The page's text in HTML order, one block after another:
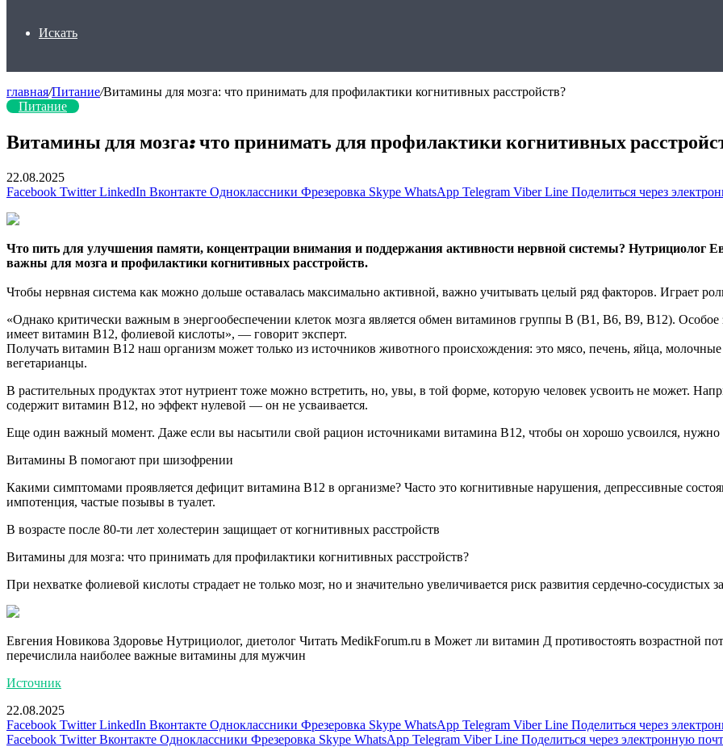
Искать
главная/Питание/Витамины для мозга: что принимать для профилактики когнитивных расстройств?
Питание
Витамины для мозга: что принимать для профилактики когнитивных
22.08.2025
Facebook Twitter LinkedIn Вконтакте Одноклассники Фрезеровка Skype WhatsApp Telegram Viber Line Поделиться через
Что пить для улучшения памяти, концентрации внимания и поддержания активности нервной системы? Нутрициолог
важны для мозга и профилактики когнитивных расстройств.
Чтобы нервная система как можно дольше оставалась максимально активной, важно учитывать целый ряд факторов. Играет
«Однако критически важным в энергообеспечении клеток мозга является обмен витаминов группы В (В1, В6, В9, В12).
имеет витамин В12, фолиевой кислоты», — говорит эксперт.
Получать витамин В12 наш организм может только из источников животного происхождения: это мясо, печень, яйца,
вегетарианцы.
В растительных продуктах этот нутриент тоже можно встретить, но, увы, в той форме, которую человек усвоить не может.
содержит витамин В12, но эффект нулевой — он не усваивается.
Еще один важный момент. Даже если вы насытили свой рацион источниками витамина В12, чтобы он хорошо усвоился, нужно
Витамины В помогают при шизофрении
Какими симптомами проявляется дефицит витамина В12 в организме? Часто это когнитивные нарушения, депрессивные
импотенция, частые позывы в туалет.
В возрасте после 80-ти лет холестерин защищает от когнитивных расстройств
Витамины для мозга: что принимать для профилактики когнитивных расстройств?
При нехватке фолиевой кислоты страдает не только мозг, но и значительно увеличивается риск развития сердечно-сосудистых
Евгения Новикова Здоровье Нутрициолог, диетолог Читать MedikForum.ru в Может ли витамин Д противостоять возрастной
перечислила наиболее важные витамины для мужчин
Источник
22.08.2025
Facebook Twitter LinkedIn Вконтакте Одноклассники Фрезеровка Skype WhatsApp Telegram Viber Line Поделиться через
Facebook Twitter Вконтакте Одноклассники Фрезеровка Skype WhatsApp Telegram Viber Line Поделиться через электронную